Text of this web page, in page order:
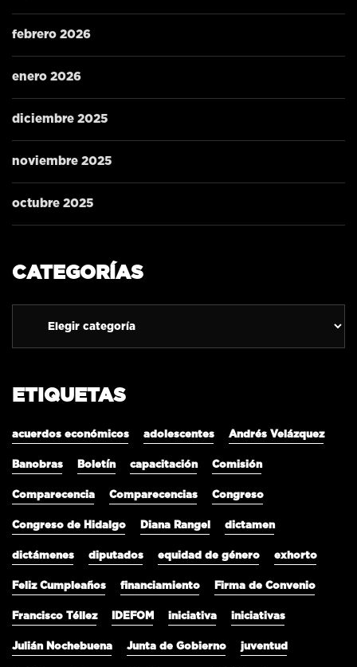
febrero 2026
enero 2026
diciembre 2025
noviembre 2025
octubre 2025
CATEGORÍAS
ETIQUETAS
acuerdos económicos adolescentes Andrés Velázquez
Banobras Boletín capacitación Comisión
Comparecencia Comparecencias Congreso
Congreso de Hidalgo Diana Rangel dictamen
dictámenes diputados equidad de género exhorto
Feliz Cumpleaños financiamiento Firma de Convenio
Francisco Téllez IDEFOM iniciativa iniciativas
Julián Nochebuena Junta de Gobierno juventud